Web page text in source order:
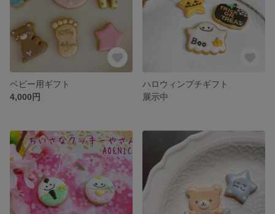
ベビー用ギフト
4,000円
ハロウィンプチギフト
展示中